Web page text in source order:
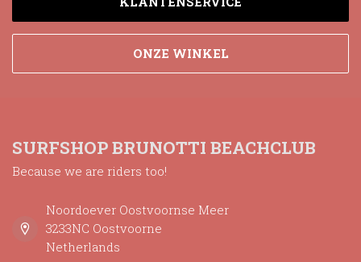
ONZE WINKEL
SURFSHOP BRUNOTTI BEACHCLUB
Because we are riders too!
Noordoever Oostvoornse Meer
3233NC Oostvoorne
Netherlands